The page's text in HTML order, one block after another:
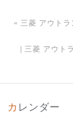
« 三菱 アウト
三菱 アウト
カレンダー